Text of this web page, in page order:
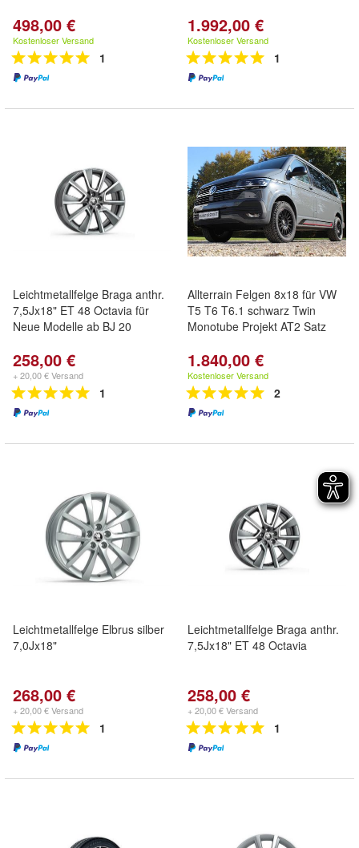
498,00 €
Kostenloser Versand
1
1.992,00 €
Kostenloser Versand
1
Leichtmetallfelge Braga anthr.
7,5Jx18" ET 48 Octavia für
Neue Modelle ab BJ 20
258,00 €
+ 20,00 € Versand
1
Allterrain Felgen 8x18 für VW
T5 T6 T6.1 schwarz Twin
Monotube Projekt AT2 Satz
1.840,00 €
Kostenloser Versand
2
Leichtmetallfelge Elbrus silber
7,0Jx18"
268,00 €
+ 20,00 € Versand
1
Leichtmetallfelge Braga anthr.
7,5Jx18" ET 48 Octavia
258,00 €
+ 20,00 € Versand
1